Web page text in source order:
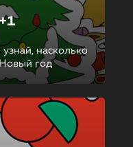
насколько
год